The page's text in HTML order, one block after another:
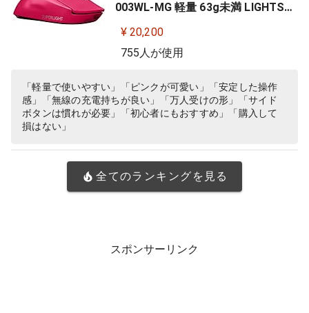
003WL-MG 軽量 63g未満 LIGHTSP
EED HERO 25Kセンサー POWERPLA
Y 無線 充電 対応 ゲーミング マウス
正規品
¥ 20,200
755人が使用
「軽量で使いやすい」「ピンクが可愛い」「安定した操作
感」「無線の充電持ちが良い」「万人受けの形」「サイド
ボタンは慣れが必要」「初心者にもおすすめ」「購入して
損はない」
全てのランキングを見る
スポンサーリンク